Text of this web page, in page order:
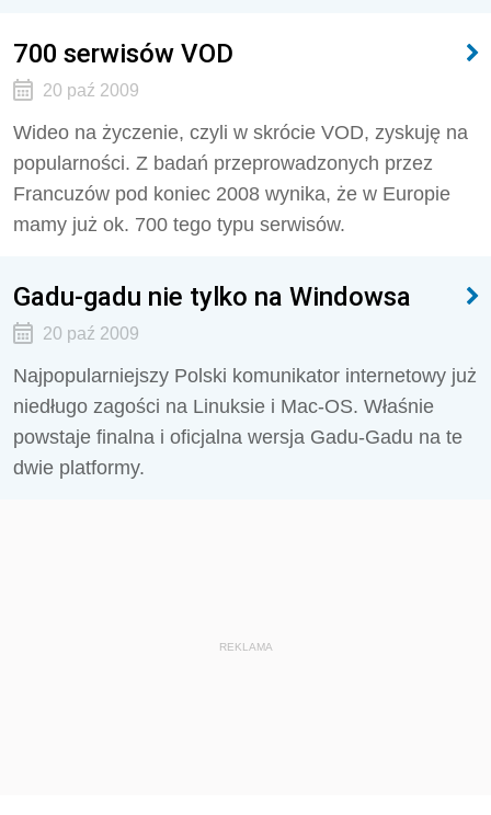
700 serwisów VOD
20 paź 2009
Wideo na życzenie, czyli w skrócie VOD, zyskuję na
popularności. Z badań przeprowadzonych przez
Francuzów pod koniec 2008 wynika, że w Europie
mamy już ok. 700 tego typu serwisów.
Gadu-gadu nie tylko na Windowsa
20 paź 2009
Najpopularniejszy Polski komunikator internetowy już
niedługo zagości na Linuksie i Mac-OS. Właśnie
powstaje finalna i oficjalna wersja Gadu-Gadu na te
dwie platformy.
REKLAMA